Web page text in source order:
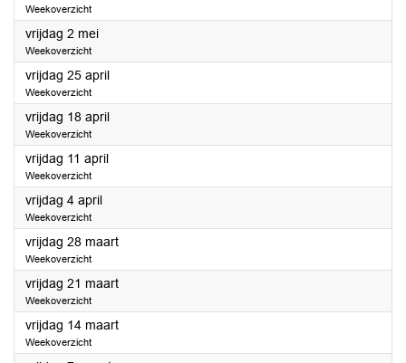
Weekoverzicht
vrijdag 2 mei2025
Weekoverzicht
vrijdag 25 april2025
Weekoverzicht
vrijdag 18 april2025
Weekoverzicht
vrijdag 11 april2025
Weekoverzicht
vrijdag 4 april2025
Weekoverzicht
vrijdag 28 maart2025
Weekoverzicht
vrijdag 21 maart2025
Weekoverzicht
vrijdag 14 maart2025
Weekoverzicht